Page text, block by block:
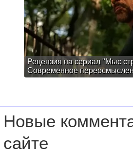
Рецензия на сериал "Мыс
Современное
Новые
сайте